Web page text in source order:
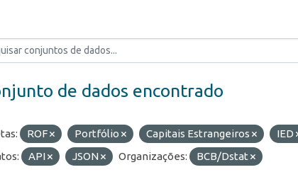
de dados encontrado
ROF Portfólio Capitais Estrangeiros
IED
API JSON Organizações: BCB/Dstat